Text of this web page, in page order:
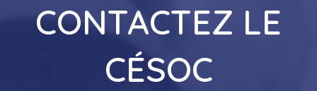
CONTACTEZ LE
CÉSOC